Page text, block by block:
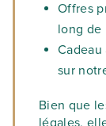
Offres
long de
sur
Bien que
légales,